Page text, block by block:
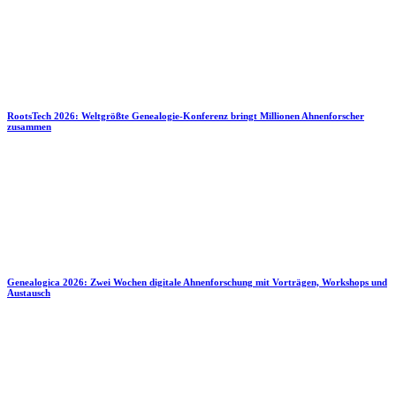
RootsTech 2026: Weltgrößte Genealogie-Konferenz bringt Millionen Ahnenforscher
zusammen
Genealogica 2026: Zwei Wochen digitale Ahnenforschung mit Vorträgen, Workshops und
Austausch